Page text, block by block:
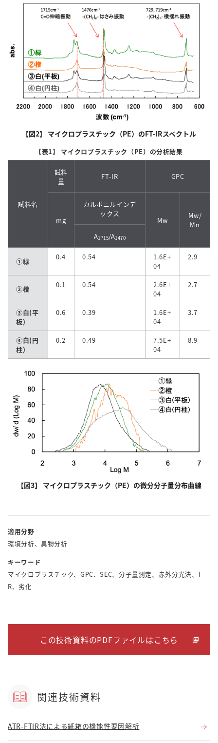
【図2】 マイクロプラスチック（PE）のFT-IRスペクトル
【表1】 マイクロプラスチック（PE）の分析結果
試料名
試料
量
FT-IR GPC
mg
カルボニルインデ
ックス
Mw
Mw/
Mn
A1715/A1470
①緑 0.4 0.54
1.6E+
04
2.9
②橙 0.1 0.54
2.6E+
04
2.7
③白(平
板)
0.6 0.39
1.6E+
04
3.7
④白(円
柱)
0.2 0.49
7.5E+
04
8.9
【図3】 マイクロプラスチック（PE）の微分分子量分布曲線
適用分野
環境分析、異物分析
キーワード
マイクロプラスチック、GPC、SEC、分子量測定、赤外分光法、I
R、劣化
この技術資料のPDFファイルはこちら
関連技術資料
ATR-FTIR法による紙箱の機能性要因解析